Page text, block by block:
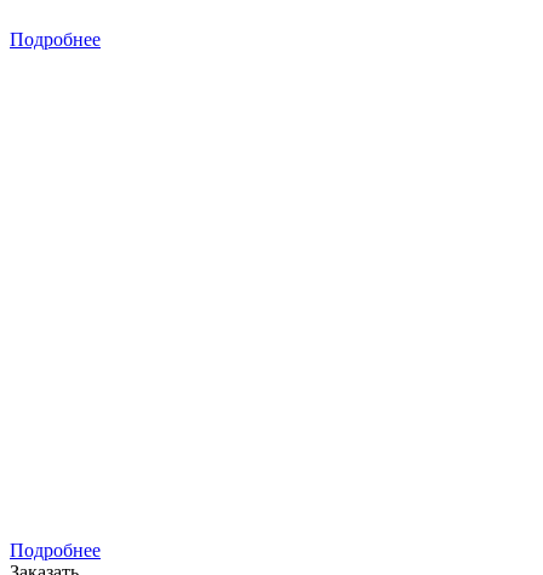
Подробнее
Подробнее